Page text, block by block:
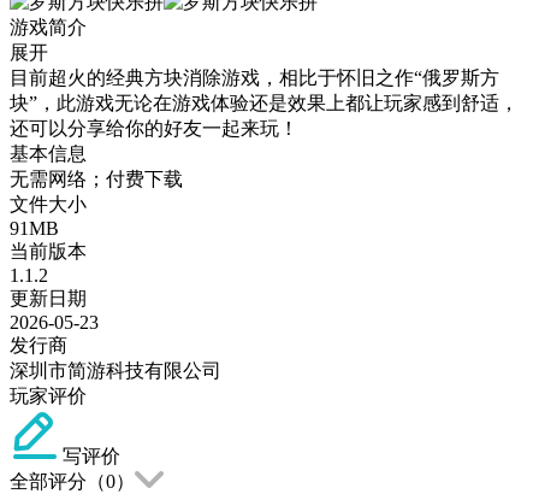
游戏简介
展开
目前超火的经典方块消除游戏，相比于怀旧之作“俄罗斯方
块”，此游戏无论在游戏体验还是效果上都让玩家感到舒适，
还可以分享给你的好友一起来玩！
基本信息
无需网络；付费下载
文件大小
91MB
当前版本
1.1.2
更新日期
2026-05-23
发行商
深圳市简游科技有限公司
玩家评价
写评价
全部评分（0）